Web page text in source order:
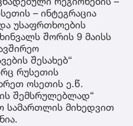
– ინტეგრაცია
უსაფრთხოების
შორის 9 მაისს
შესახებ“
რუსეთის
ოსეთის ე.წ.
შემსრულებლად“
სამართლის მიხედვით